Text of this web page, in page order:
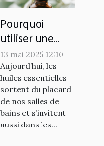
Pourquoi
utiliser une
huile
essentielle
vasodilatatrice
?
13 mai 2025 12:10
Aujourd’hui, les
huiles essentielles
sortent du placard
de nos salles de
bains et s’invitent
aussi dans les...